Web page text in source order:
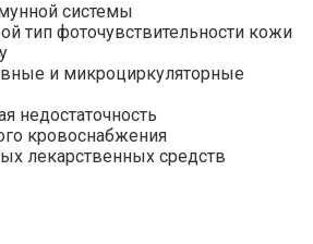
системы
тип фоточувствительности кожи
и микроциркуляторные
недостаточность
кровоснабжения
лекарственных средств